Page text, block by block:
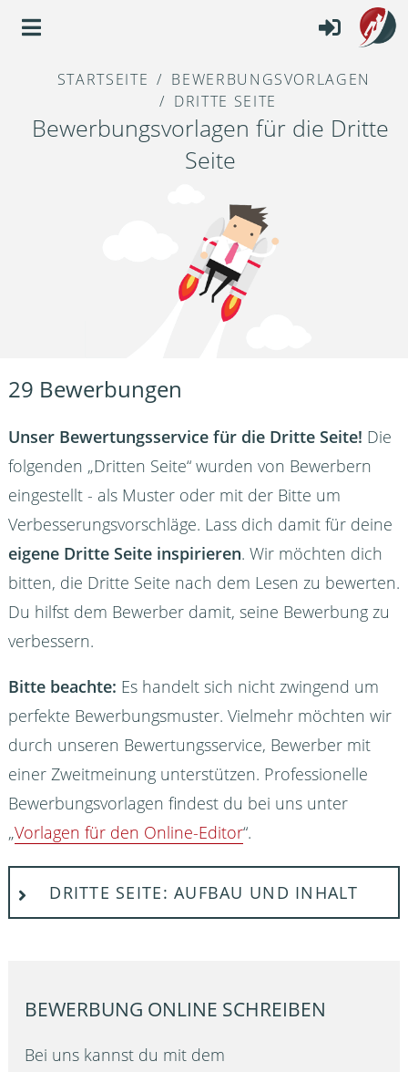
STARTSEITE
BEWERBUNGSVORLAGEN
DRITTE SEITE
Bewerbungsvorlagen für die Dritte
Seite
29 Bewerbungen
Unser Bewertungsservice für die Dritte Seite! Die
folgenden „Dritten Seite“ wurden von Bewerbern
eingestellt - als Muster oder mit der Bitte um
Verbesserungsvorschläge. Lass dich damit für deine
eigene Dritte Seite inspirieren. Wir möchten dich
bitten, die Dritte Seite nach dem Lesen zu bewerten.
Du hilfst dem Bewerber damit, seine Bewerbung zu
verbessern.
Bitte beachte: Es handelt sich nicht zwingend um
perfekte Bewerbungsmuster. Vielmehr möchten wir
durch unseren Bewertungsservice, Bewerber mit
einer Zweitmeinung unterstützen. Professionelle
Bewerbungsvorlagen findest du bei uns unter
„Vorlagen für den Online-Editor“.
DRITTE SEITE: AUFBAU UND INHALT
BEWERBUNG ONLINE SCHREIBEN
Bei uns kannst du mit dem